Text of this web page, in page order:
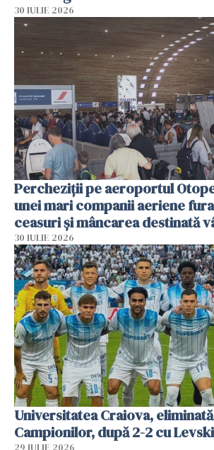
30 IULIE 2026
Percheziții pe aeroportul
unei mari companii aeriene
ceasuri și mâncarea destinată
30 IULIE 2026
Universitatea Craiova,
Campionilor, după 2-2 cu
29 IULIE 2026